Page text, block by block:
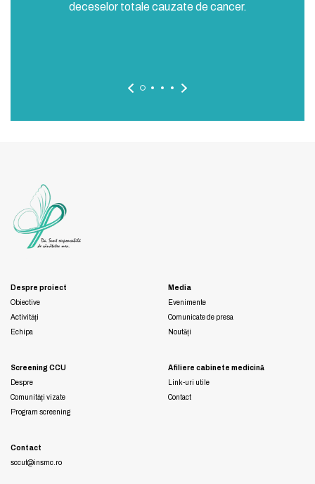
deceselor totale cauzate de cancer.
Despre proiect
Obiective
Activități
Echipa
Media
Evenimente
Comunicate de presa
Noutăți
Screening CCU
Despre
Comunități vizate
Program screening
Afiliere cabinete medicină
Link-uri utile
Contact
Contact
sccut@insmc.ro